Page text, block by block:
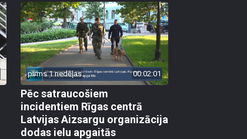
pirms 1 nedēļas 00:02:01
Pēc satraucošiem
incidentiem Rīgas centrā
Latvijas Aizsargu organizācija
dodas ielu apgaitās